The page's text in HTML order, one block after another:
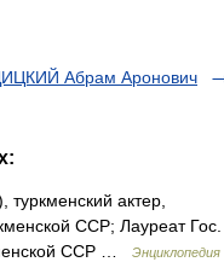
Абрам Аронович
актер,
ССР; Лауреат Гос.
ССР …
Энциклопедия